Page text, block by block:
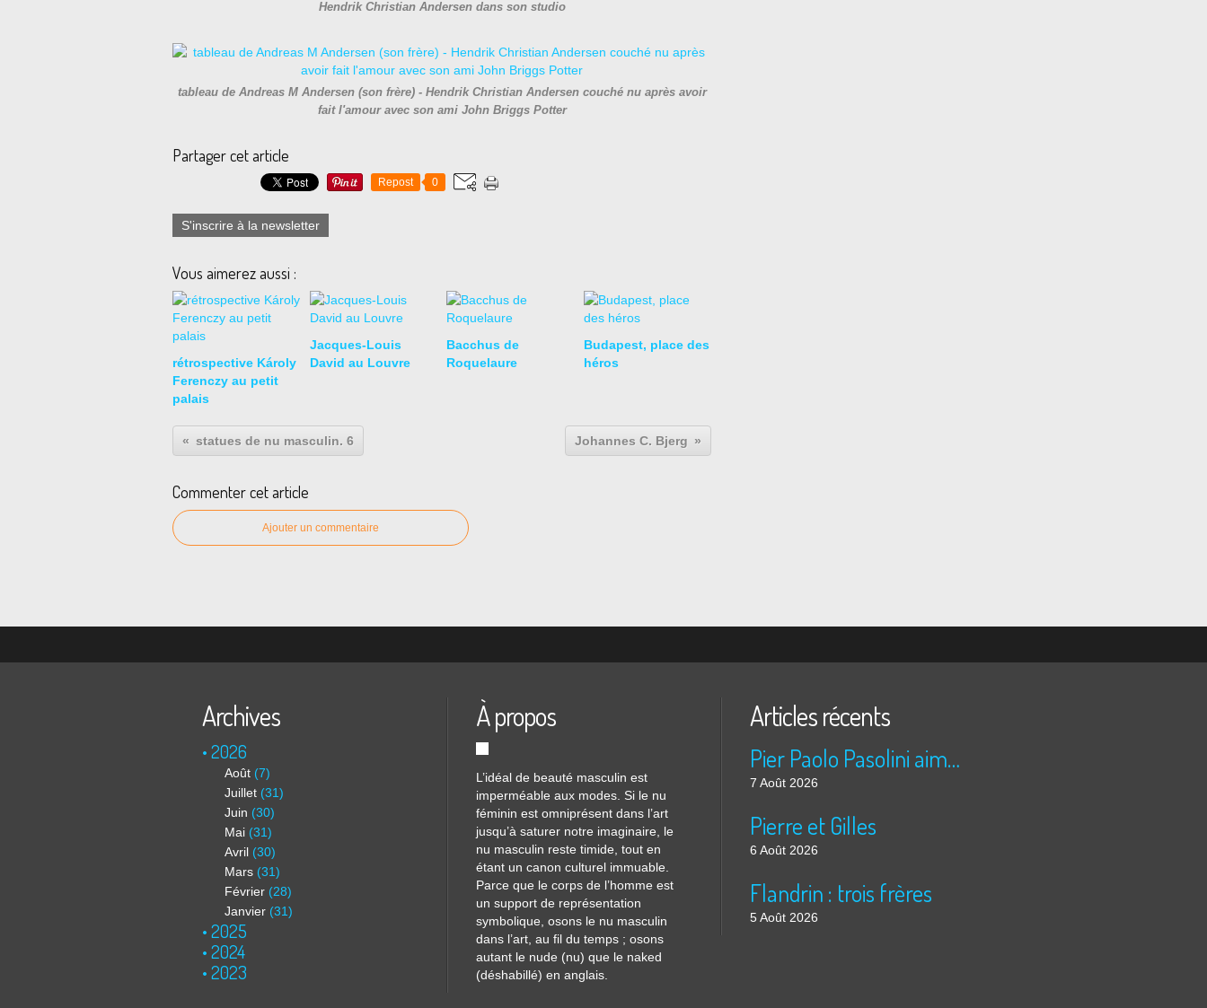
Hendrik Christian Andersen dans son studio
tableau de Andreas M Andersen (son frère) - Hendrik Christian Andersen couché nu après avoir
fait l'amour avec son ami John Briggs Potter
Partager cet article
Repost 0
S'inscrire à la newsletter
Vous aimerez aussi :
rétrospective Károly
Ferenczy au petit
palais
Jacques-Louis
David au Louvre
Bacchus de
Roquelaure
Budapest, place des
héros
statues de nu masculin. 6 Johannes C. Bjerg
Commenter cet article
Ajouter un commentaire
Archives
2026
Août (7)
Juillet (31)
Juin (30)
Mai (31)
Avril (30)
Mars (31)
Février (28)
Janvier (31)
2025
2024
2023
À propos
L’idéal de beauté masculin est
imperméable aux modes. Si le nu
féminin est omniprésent dans l’art
jusqu’à saturer notre imaginaire, le
nu masculin reste timide, tout en
étant un canon culturel immuable.
Parce que le corps de l’homme est
un support de représentation
symbolique, osons le nu masculin
dans l’art, au fil du temps ; osons
autant le nude (nu) que le naked
(déshabillé) en anglais.
Articles récents
Pier Paolo Pasolini aime les nuits arabes
7 Août 2026
Pierre et Gilles
6 Août 2026
Flandrin : trois frères
5 Août 2026